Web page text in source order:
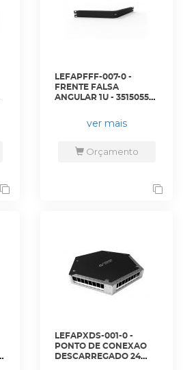
LEFAPFFF-007-0 -
FRENTE FALSA
ANGULAR 1U - 35150557
ver mais
Orçamento
LEFAPXDS-001-0 -
PONTO DE CONEXAO
DESCARREGADO 24